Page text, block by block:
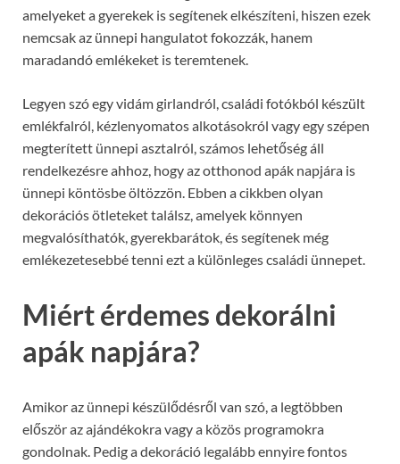
amelyeket a gyerekek is segítenek elkészíteni, hiszen ezek
nemcsak az ünnepi hangulatot fokozzák, hanem
maradandó emlékeket is teremtenek.
Legyen szó egy vidám girlandról, családi fotókból készült
emlékfalról, kézlenyomatos alkotásokról vagy egy szépen
megterített ünnepi asztalról, számos lehetőség áll
rendelkezésre ahhoz, hogy az otthonod apák napjára is
ünnepi köntösbe öltözzön. Ebben a cikkben olyan
dekorációs ötleteket találsz, amelyek könnyen
megvalósíthatók, gyerekbarátok, és segítenek még
emlékezetesebbé tenni ezt a különleges családi ünnepet.
Miért érdemes dekorálni
apák napjára?
Amikor az ünnepi készülődésről van szó, a legtöbben
először az ajándékokra vagy a közös programokra
gondolnak. Pedig a dekoráció legalább ennyire fontos